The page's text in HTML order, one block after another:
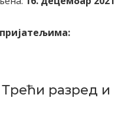
Трећи разред и